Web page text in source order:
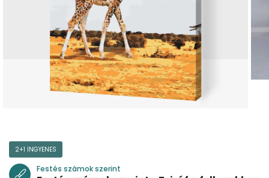
2+1 INGYENES
Festés számok szerint